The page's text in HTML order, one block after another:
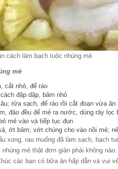
cách làm bạch tuộc nhúng mẻ
mẻ
cắt nhỏ, để ráo
đập dập, băm nhỏ
rửa sạch, để ráo rồi cắt đoạn vừa ăn
đảo đều để mẻ ra nước, dùng rây lọc
mẻ vào và tiếp tục đun
ớt băm; vớt chúng cho vào nồi mẻ;
xong, rau muống đã làm sạch, bạch
mẻ thật đơn giản phải không
các bạn có bữa ăn hấp dẫn và vui